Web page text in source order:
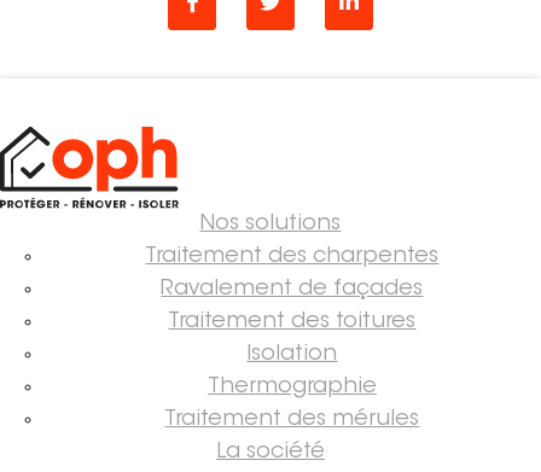
Nos solutions
Traitement des charpentes
Ravalement de façades
Traitement des toitures
Isolation
Thermographie
Traitement des mérules
La société